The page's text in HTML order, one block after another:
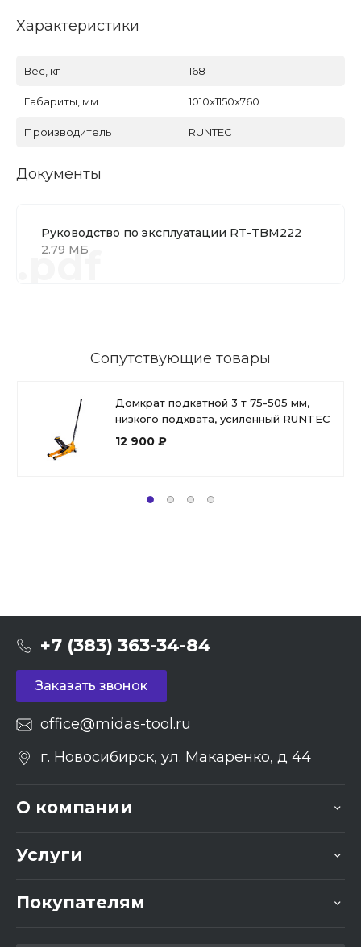
Характеристики
Вес, кг 168
Габариты, мм 1010x1150x760
Производитель RUNTEC
Документы
Руководство по эксплуатации RT-TBM222
2.79 МБ
.pdf
Сопутствующие товары
Домкрат подкатной 3 т 75-505 мм,
низкого подхвата, усиленный RUNTEC
12 900 ₽
+7 (383) 363-34-84
Заказать звонок
office@midas-tool.ru
г. Новосибирск, ул. Макаренко, д 44
О компании
Услуги
Покупателям